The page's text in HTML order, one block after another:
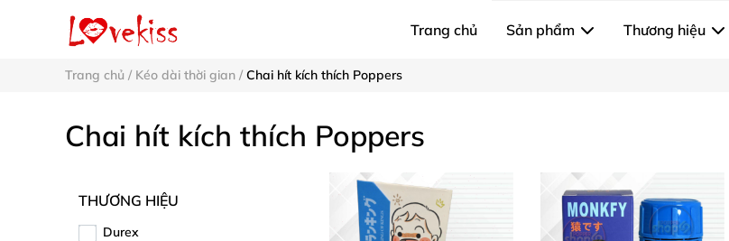
Trang chủ Sản phẩm Thương hiệu
Trang chủ / Kéo dài thời gian / Chai hít kích thích Poppers
Chai hít kích thích Poppers
THƯƠNG HIỆU
Durex